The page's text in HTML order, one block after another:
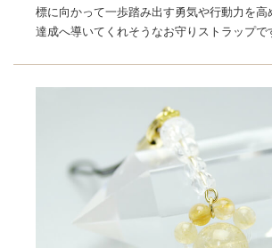
標に向かって一歩踏み出す勇気や行動力を高
達成へ導いてくれそうなお守りストラップで